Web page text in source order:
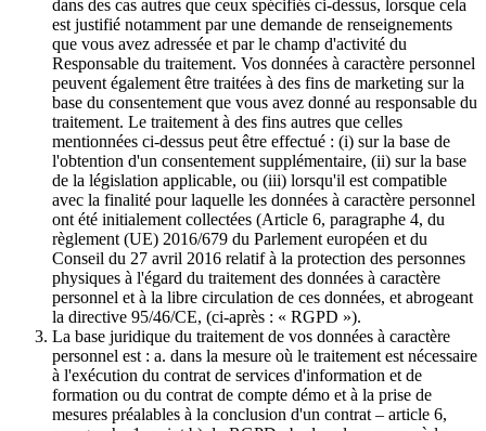
dans des cas autres que ceux spécifiés ci-dessus, lorsque cela
est justifié notamment par une demande de renseignements
que vous avez adressée et par le champ d'activité du
Responsable du traitement. Vos données à caractère personnel
peuvent également être traitées à des fins de marketing sur la
base du consentement que vous avez donné au responsable du
traitement. Le traitement à des fins autres que celles
mentionnées ci-dessus peut être effectué : (i) sur la base de
l'obtention d'un consentement supplémentaire, (ii) sur la base
de la législation applicable, ou (iii) lorsqu'il est compatible
avec la finalité pour laquelle les données à caractère personnel
ont été initialement collectées (Article 6, paragraphe 4, du
règlement (UE) 2016/679 du Parlement européen et du
Conseil du 27 avril 2016 relatif à la protection des personnes
physiques à l'égard du traitement des données à caractère
personnel et à la libre circulation de ces données, et abrogeant
la directive 95/46/CE, (ci-après : « RGPD »).
La base juridique du traitement de vos données à caractère
personnel est : a. dans la mesure où le traitement est nécessaire
à l'exécution du contrat de services d'information et de
formation ou du contrat de compte démo et à la prise de
mesures préalables à la conclusion d'un contrat – article 6,